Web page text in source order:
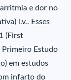
e dor no
i.v.. Esses
(First
Estudo
em estudos
infarto do